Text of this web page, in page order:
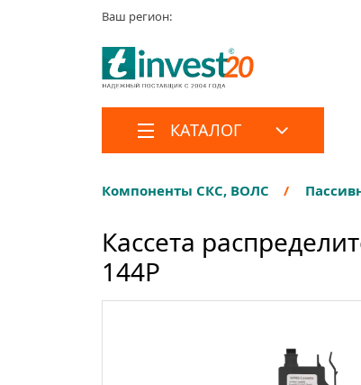
Ваш регион:
КАТАЛОГ
Компоненты СКС, ВОЛС
Кассета
144P